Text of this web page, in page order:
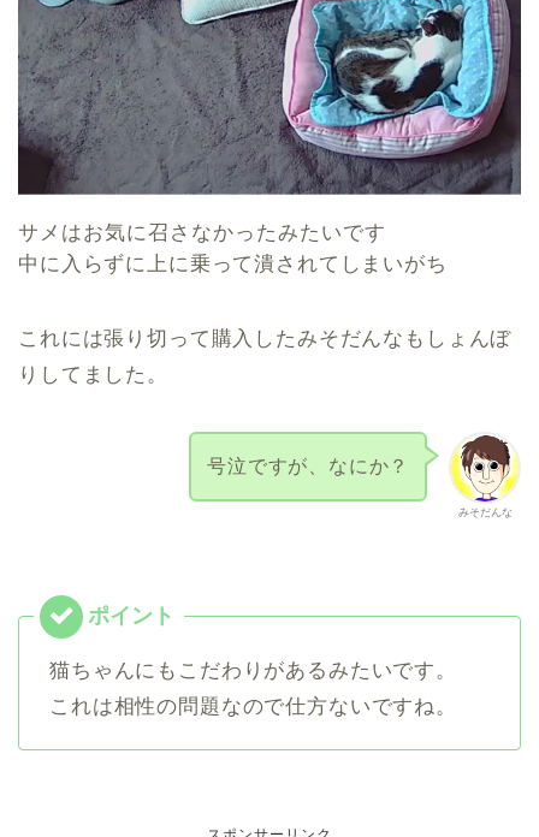
サメはお気に召さなかったみたいです
中に入らずに上に乗って潰されてしまいがち
これには張り切って購入したみそだんなもしょんぼ
りしてました。
みそだんな
号泣ですが、なにか？
猫ちゃんにもこだわりがあるみたいです。
これは相性の問題なので仕方ないですね。